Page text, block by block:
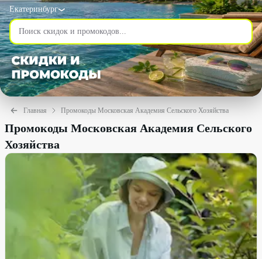
Екатеринбург
Главная Промокоды Московская Академия Сельского Хозяйства
Промокоды Московская Академия Сельского
Хозяйства